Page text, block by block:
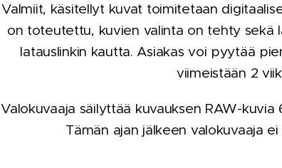
Valmiit, käsitellyt kuvat toimitetaan
on toteutettu, kuvien valinta on tehty sekä
latauslinkin kautta. Asiakas voi pyytää
viimeistään 2
Valokuvaaja säilyttää kuvauksen RAW-
Tämän ajan jälkeen valokuvaaja